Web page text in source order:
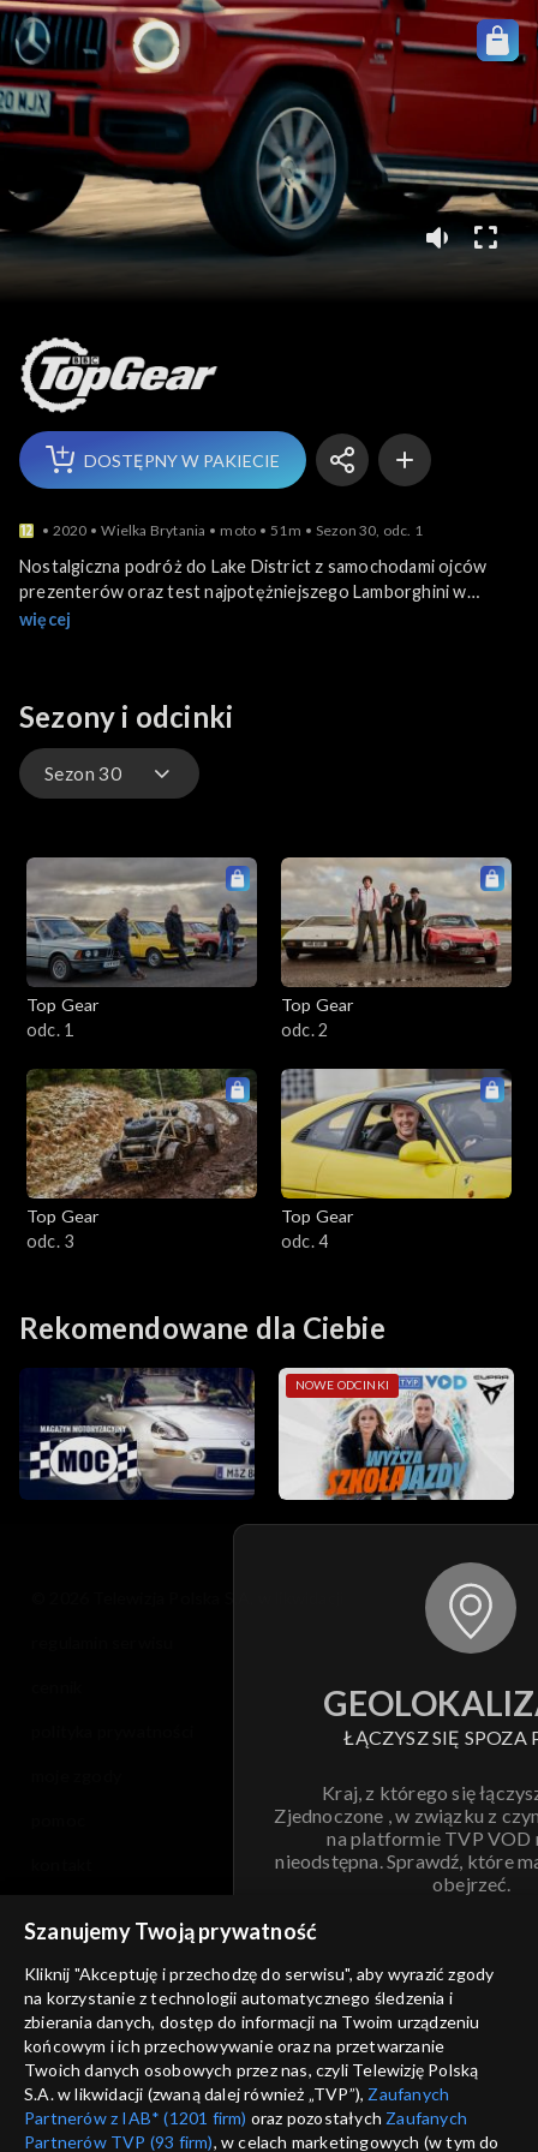
Top Gear
DOSTĘPNY W PAKIECIE
2020 Wielka Brytania moto 51m Sezon 30, odc. 1
Nostalgiczna podróż do Lake District z samochodami ojców
prezenterów oraz test najpotężniejszego Lamborghini w
historii – hybrydowego Siána – na torze wyścigowym.
więcej
Sezony i odcinki
Sezon 30
Top Gear
odc. 1
Top Gear
odc. 2
Top Gear
odc. 3
Top Gear
odc. 4
Rekomendowane dla Ciebie
NOWE ODCINKI
ŁĄCZYSZ SIĘ SPOZA
Kraj, z którego się
Zjednoczone , w związku z
na platformie TVP VOD
nieodstępna. Sprawdź, które
obejrzeć.
ANULUJ
informacje o dostawcy usług
Szanujemy Twoją prywatność
Kliknij "Akceptuję i przechodzę do serwisu", aby wyrazić zgody
na korzystanie z technologii automatycznego śledzenia i
zbierania danych, dostęp do informacji na Twoim urządzeniu
końcowym i ich przechowywanie oraz na przetwarzanie
Twoich danych osobowych przez nas, czyli Telewizję Polską
S.A. w likwidacji (zwaną dalej również „TVP”), Zaufanych
Partnerów z IAB* (1201 firm) oraz pozostałych Zaufanych
Partnerów TVP (93 firm), w celach marketingowych (w tym do